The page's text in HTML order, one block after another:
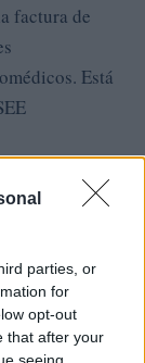
parties, or
for
opt-out
that after your
factura de
Está
la
el ISEE, en